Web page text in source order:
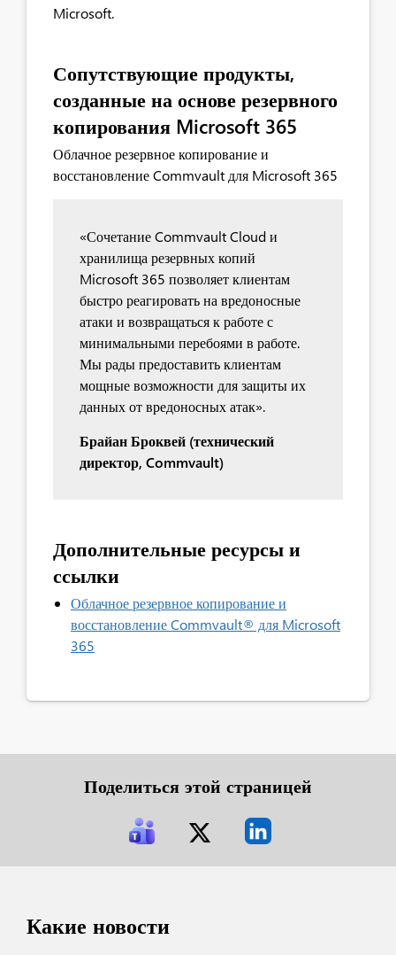
Microsoft.
Сопутствующие продукты,
созданные на основе резервного
копирования Microsoft 365
Облачное резервное копирование и
восстановление Commvault для Microsoft 365
«Сочетание Commvault Cloud и
хранилища резервных копий
Microsoft 365 позволяет клиентам
быстро реагировать на вредоносные
атаки и возвращаться к работе с
минимальными перебоями в работе.
Мы рады предоставить клиентам
мощные возможности для защиты их
данных от вредоносных атак».
Брайан Броквей (технический
директор, Commvault)
Дополнительные ресурсы и
ссылки
Облачное резервное копирование и
восстановление Commvault® для Microsoft
365
Поделиться этой страницей
Какие новости